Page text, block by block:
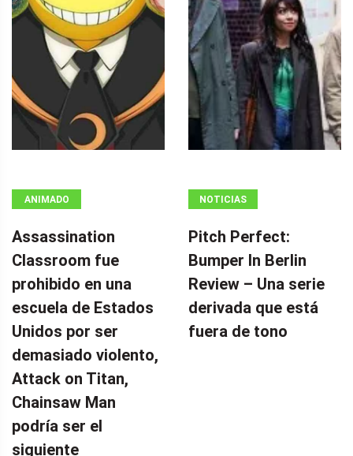
ANIMADO
Assassination
Classroom fue
prohibido en una
escuela de Estados
Unidos por ser
demasiado violento,
Attack on Titan,
Chainsaw Man
podría ser el
siguiente
NOTICIAS
Pitch Perfect:
Bumper In Berlin
Review – Una serie
derivada que está
fuera de tono